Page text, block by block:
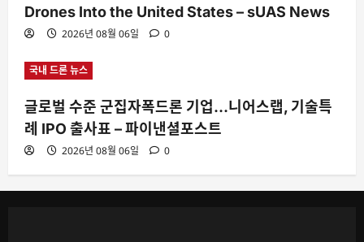
Drones Into the United States – sUAS News
2026년 08월 06일 0
국내 드론 뉴스
글로벌 수준 군집자폭드론 기업…니어스랩, 기술특
례 IPO 출사표 – 파이낸셜포스트
2026년 08월 06일 0